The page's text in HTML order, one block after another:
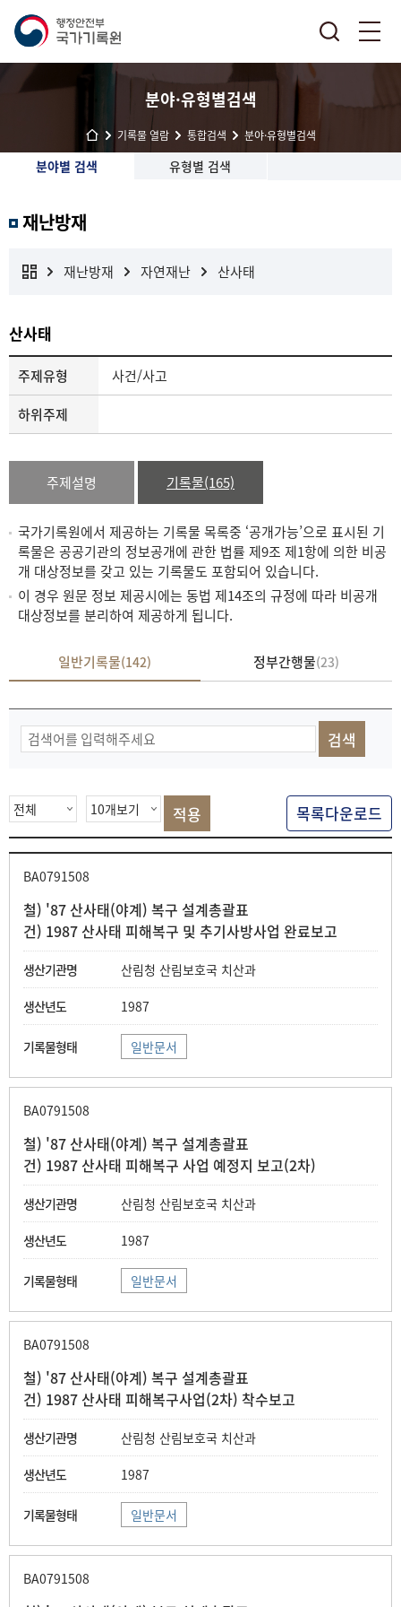
분야·유형별검색
기록물 열람 통합검색 분야·유형별검색
분야별 검색 유형별 검색
재난방재
재난방재 자연재난 산사태
산사태
주제유형
사건/사고
하위주제
주제설명 기록물(165)
국가기록원에서 제공하는 기록물 목록중 ‘공개가능’으로 표시된 기
록물은 공공기관의 정보공개에 관한 법률 제9조 제1항에 의한 비공
개 대상정보를 갖고 있는 기록물도 포함되어 있습니다.
이 경우 원문 정보 제공시에는 동법 제14조의 규정에 따라 비공개
대상정보를 분리하여 제공하게 됩니다.
일반기록물(142) 정부간행물(23)
물
색
목록다운로드
BA0791508
철) '87 산사태(야계) 복구 설계총괄표
건) 1987 산사태 피해복구 및 추기사방사업 완료보고
산림청 산림보호국 치산과
1987
일반문서
BA0791508
철) '87 산사태(야계) 복구 설계총괄표
건) 1987 산사태 피해복구 사업 예정지 보고(2차)
산림청 산림보호국 치산과
1987
일반문서
BA0791508
철) '87 산사태(야계) 복구 설계총괄표
건) 1987 산사태 피해복구사업(2차) 착수보고
산림청 산림보호국 치산과
1987
일반문서
BA0791508